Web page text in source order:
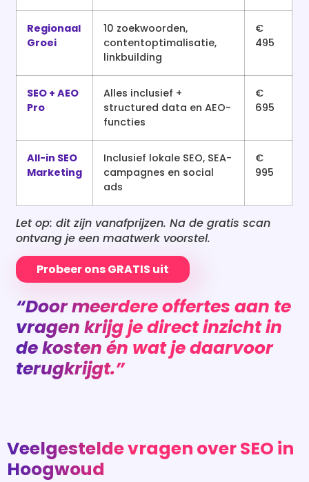
Regionaal
Groei
10 zoekwoorden,
contentoptimalisatie,
linkbuilding
€
495
SEO + AEO
Pro
Alles inclusief +
structured data en AEO-
functies
€
695
All-in SEO
Marketing
Inclusief lokale SEO, SEA-
campagnes en social
ads
€
995
Let op: dit zijn vanafprijzen. Na de gratis scan
ontvang je een maatwerk voorstel.
Probeer ons GRATIS uit
“Door meerdere offertes aan te
vragen krijg je direct inzicht in
de kosten én wat je daarvoor
terugkrijgt.”
Veelgestelde vragen over SEO in
Hoogwoud